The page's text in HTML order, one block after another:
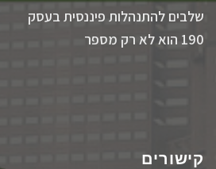
שלבים להתנהלות פיננסית בעסק
190 הוא לא רק מספר
קישורים